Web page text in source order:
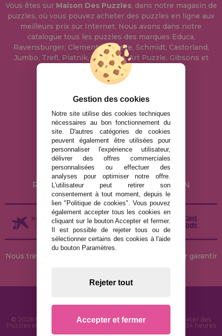
Vous êtes sur Maison Des Puzzles, dans notre magasin de
puzzles, où vous pouvez acheter des puzzles en ligne aux
meilleurs prix sur Internet. Nous avons dans notre
catalogue tous les puzzles des marques Educa,
Ravensburger, Clementoni, Heye, Schmidt, Castorland,
Jumbo, Trefl, Piatnik, Anatolian, Art Puzzle, Gibsons et
bien d'autres.
info@maisondespuzzles.fr
MENTIONS LÉGALES
POLITIQUE DE CONFIDENTIALITÉ
POLITIQUE DE COOKIES
LIVRAISON ET RETOUR
RETOURS / DROIT DE RÉTRACTATION
Nous travaillons avec des stocks permanents pour garantir
© 2026 MaisonDesPuzzles.fr - Boutique en ligne pour acheter des
Puzzles et des Casse-têtes sur Internet. Livraison rapide en 24 heures
Gestion des cookies
Notre site utilise des cookies techniques
nécessaires au bon fonctionnement du
site. D'autres catégories de cookies
peuvent également être utilisées pour
personnaliser l'expérience utilisateur,
délivrer des offres commerciales
personnalisées ou effectuer des
analyses pour optimiser notre offre.
L'utilisateur peut retirer son
consentement à tout moment, depuis le
lien "Politique de cookies". Vous pouvez
également accepter tous les cookies en
cliquant sur le bouton Accepter et fermer.
Il est possible de rejeter tous ou de
sélectionner certains des cookies à l'aide
du bouton Paramètres.
Rejeter tout
Accepter et fermer